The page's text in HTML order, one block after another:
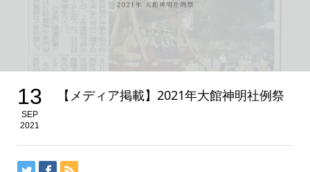
13
SEP
2021
【メディア掲載】2021年大館神明社例祭